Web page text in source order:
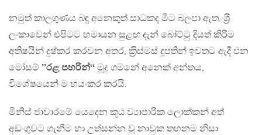
නමුත් කාලගුණය බඳු අනෙකුත් සාධකද මීට බලපා ඇත. ශ‍්‍රී
ලංකාවෙන් එපිටට හමායන සුළඟ දැන් බෝට්ටු දියත් කිරීම
අතිෂයින් දුෂ්කර කරවන අතර, ක‍්‍රිස්මස් දූපතින් ඉවතට ඇදී එන
මෝසම් ’’රළ පහරින්‘‘ මූදු ගමනේ අනෙක් අන්තය,
විශේෂයෙන් ම භයංකර කරයි.
මිනිස් ජාවාරමේ යෙදෙන කූඨ ව්‍යාපාරික ලොක්කන් අත්
අඩංගුවට ගැනීම හා උත්සන්න වූ නාවුක තහනම නිසා